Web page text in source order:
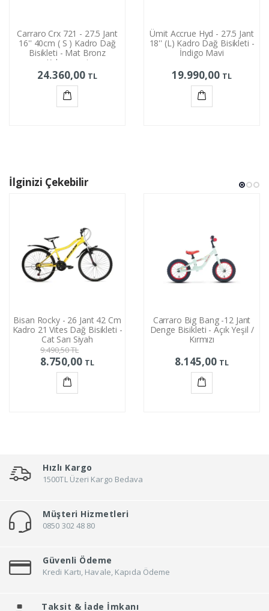
Carraro Crx 721 - 27.5 Jant
16'' 40cm ( S ) Kadro Dağ
Bisikleti - Mat Bronz
Kahverengi
24.360,00 TL
Ümit Accrue Hyd - 27.5 Jant
18'' (L) Kadro Dağ Bisikleti -
İndigo Mavi
19.990,00 TL
İlginizi Çekebilir
Bisan Rocky - 26 Jant 42 Cm
Kadro 21 Vites Dağ Bisikleti -
Cat Sarı Siyah
9.490,50TL
8.750,00 TL
Carraro Big Bang -12 Jant
Denge Bisikleti - Açık Yeşil /
Kırmızı
8.145,00 TL
Hızlı Kargo
1500TL Üzeri Kargo Bedava
Müşteri Hizmetleri
0850 302 48 80
Güvenli Ödeme
Kredi Kartı, Havale, Kapıda Ödeme
Taksit & İade İmkanı